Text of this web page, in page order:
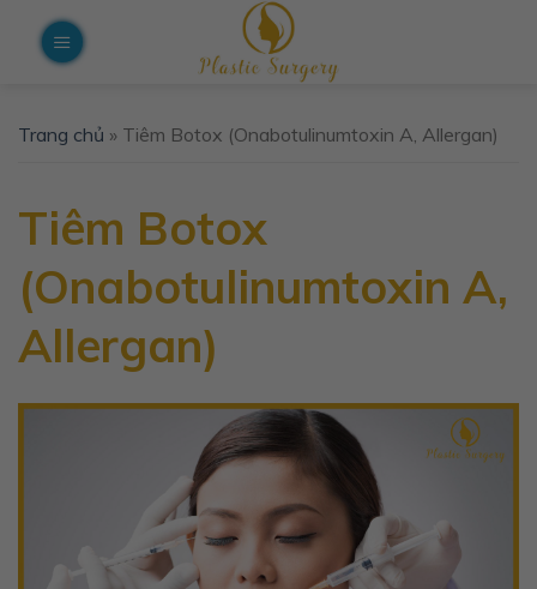
Trang chủ » Tiêm Botox (Onabotulinumtoxin A, Allergan)
Tiêm Botox
(Onabotulinumtoxin A,
Allergan)